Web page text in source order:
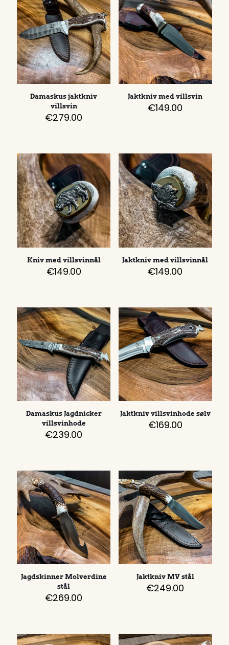
Damaskus jaktkniv
villsvin
€279.00
Jaktkniv med villsvin
€149.00
Kniv med villsvinnål
€149.00
Jaktkniv med villsvinnål
€149.00
Damaskus Jagdnicker
villsvinhode
€239.00
Jaktkniv villsvinhode sølv
€169.00
Jagdskinner Molverdine
stål
€269.00
Jaktkniv MV stål
€249.00